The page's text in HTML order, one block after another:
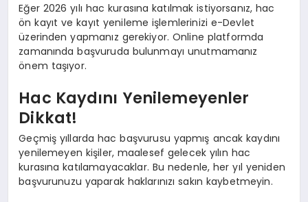
Eğer 2026 yılı hac kurasına katılmak istiyorsanız, hac
ön kayıt ve kayıt yenileme işlemlerinizi e-Devlet
üzerinden yapmanız gerekiyor. Online platformda
zamanında başvuruda bulunmayı unutmamanız
önem taşıyor.
Hac Kaydını Yenilemeyenler
Dikkat!
Geçmiş yıllarda hac başvurusu yapmış ancak kaydını
yenilemeyen kişiler, maalesef gelecek yılın hac
kurasına katılamayacaklar. Bu nedenle, her yıl yeniden
başvurunuzu yaparak haklarınızı sakın kaybetmeyin.